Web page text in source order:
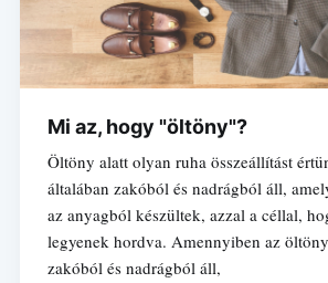
Mi az, hogy "öltöny"?
Öltöny alatt olyan ruha összeállítást
általában zakóból és nadrágból áll,
az anyagból készültek, azzal a céllal,
legyenek hordva. Amennyiben az
zakóból és nadrágból áll,